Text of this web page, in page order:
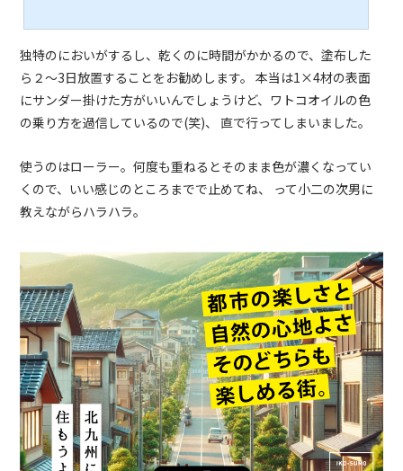
独特のにおいがするし、乾くのに時間がかかるので、塗布した
ら２～3日放置することをお勧めします。 本当は1×4材の表面
にサンダー掛けた方がいいんでしょうけど、ワトコオイルの色
の乗り方を過信しているので(笑)、 直で行ってしまいました。
使うのはローラー。何度も重ねるとそのまま色が濃くなってい
くので、いい感じのところまでで止めてね、 って小二の次男に
教えながらハラハラ。